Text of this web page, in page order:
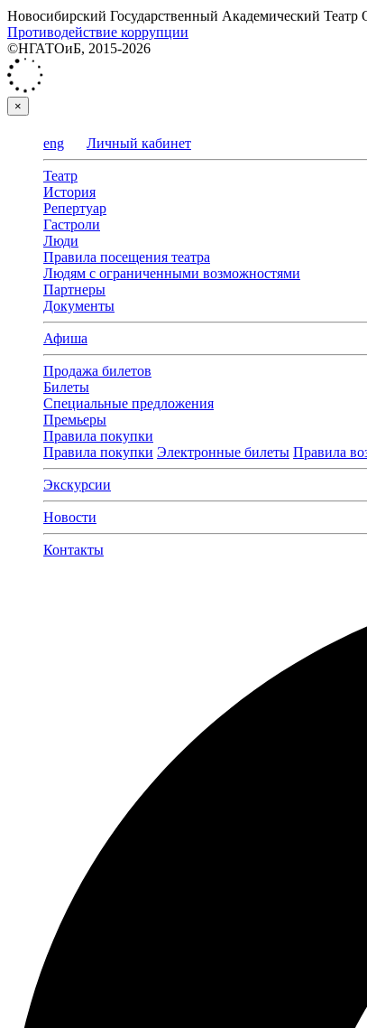
Новосибирский Государственный Академический Театр
Противодействие коррупции
©НГАТОиБ, 2015-2026
×
eng Личный кабинет
Театр
История
Репертуар
Гастроли
Люди
Правила посещения театра
Людям с ограниченными возможностями
Партнеры
Документы
Афиша
Продажа билетов
Билеты
Специальные предложения
Премьеры
Правила покупки
Правила покупки Электронные билеты Правила
Экскурсии
Новости
Контакты